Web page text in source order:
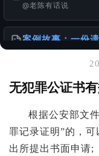
@老陈有话说
案例故事：一份
@老陈有话说
「出国必备常识」
@老陈有话说
无犯罪公证书
根据公安部文
罪记录证明”的，
出所提出书面申请;